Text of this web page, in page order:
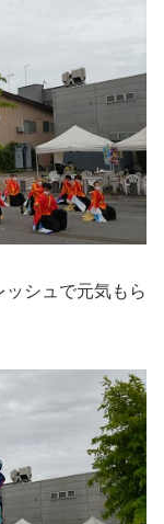
シュで元気もら